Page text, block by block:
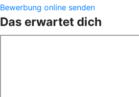
Bewerbung online senden
Das erwartet dich